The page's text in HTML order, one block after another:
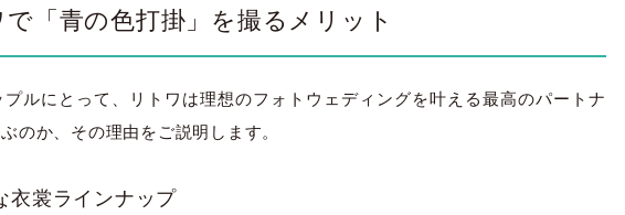
「青の色打掛」を撮るメリット
ルにとって、リトワは理想のフォトウェディングを叶える最高のパートナ
のか、その理由をご説明します。
衣裳ラインナップ